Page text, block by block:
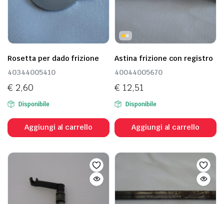
Rosetta per dado frizione
40344005410
€ 2,60
Disponibile
Aggiungi al carrello
Astina frizione con registro
40044005670
€ 12,51
Disponibile
Aggiungi al carrello